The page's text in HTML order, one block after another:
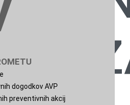
dogodkov AVP
preventivnih akcij